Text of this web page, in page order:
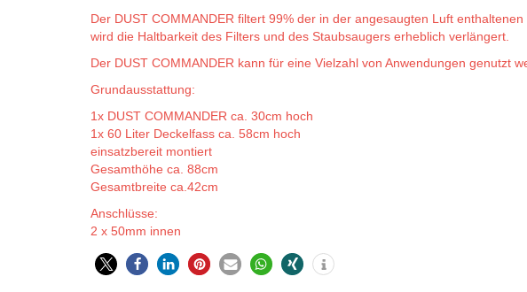
Der DUST COMMANDER filtert 99% der in der angesaugten Luft
wird die Haltbarkeit des Filters und des Staubsaugers erheblich verlängert.
Der DUST COMMANDER kann für eine Vielzahl von Anwendungen genutzt
Grundausstattung:
1x DUST COMMANDER ca. 30cm hoch
1x 60 Liter Deckelfass ca. 58cm hoch
einsatzbereit montiert
Gesamthöhe ca. 88cm
Gesamtbreite ca.42cm
Anschlüsse:
2 x 50mm innen